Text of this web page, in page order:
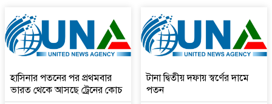
হাসিনার পতনের পর প্রথমবার
ভারত থেকে আসছে ট্রেনের কোচ
টানা দ্বিতীয় দফায় স্বর্ণের দামে
পতন